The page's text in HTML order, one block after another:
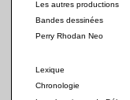
Les autres productions
Bandes dessinées
Perry Rhodan Neo
Lexique
Chronologie